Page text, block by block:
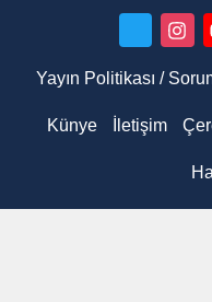
Yayın Politikası /
Künye İletişim